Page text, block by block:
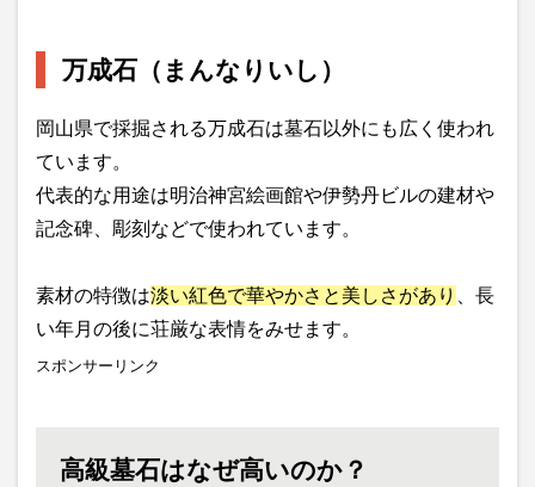
万成石（まんなりいし）
岡山県で採掘される万成石は墓石以外にも広く使われ
ています。
代表的な用途は明治神宮絵画館や伊勢丹ビルの建材や
記念碑、彫刻などで使われています。
素材の特徴は淡い紅色で華やかさと美しさがあり
、長
い年月の後に荘厳な表情をみせます。
スポンサーリンク
高級墓石はなぜ高いのか？